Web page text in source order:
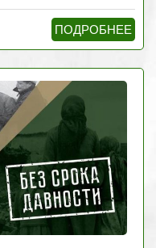
ПОДРОБНЕЕ